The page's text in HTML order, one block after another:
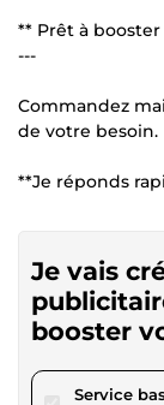
** Prêt à
---
Commandez
de votre besoin.
**Je réponds
Je vais
booster
Service